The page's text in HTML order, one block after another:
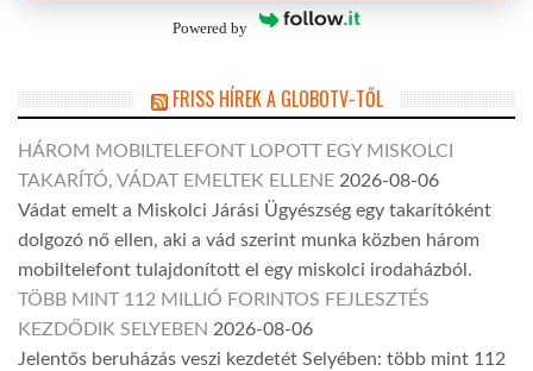
Powered by
FRISS HÍREK A GLOBOTV-TŐL
HÁROM MOBILTELEFONT LOPOTT EGY MISKOLCI
TAKARÍTÓ, VÁDAT EMELTEK ELLENE 2026-08-06
Vádat emelt a Miskolci Járási Ügyészség egy takarítóként
dolgozó nő ellen, aki a vád szerint munka közben három
mobiltelefont tulajdonított el egy miskolci irodaházból.
TÖBB MINT 112 MILLIÓ FORINTOS FEJLESZTÉS
KEZDŐDIK SELYEBEN 2026-08-06
Jelentős beruházás veszi kezdetét Selyében: több mint 112